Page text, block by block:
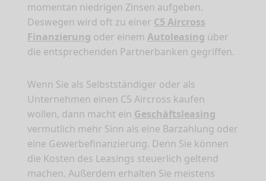
momentan niedrigen Zinsen aufgeben.
Deswegen wird oft zu einer C5 Aircross
Finanzierung oder einem Autoleasing über
die entsprechenden Partnerbanken gegriffen.
Wenn Sie als Selbstständiger oder als
Unternehmen einen C5 Aircross kaufen
wollen, dann macht ein Geschäftsleasing
vermutlich mehr Sinn als eine Barzahlung oder
eine Gewerbefinanzierung. Denn Sie können
die Kosten des Leasings steuerlich geltend
machen. Außerdem erhalten Sie meistens